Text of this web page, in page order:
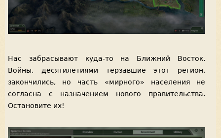
Нас забрасывают куда-то на Ближний Восток.
Войны, десятилетиями терзавшие этот регион,
закончились, но часть «мирного» населения не
согласна с назначением нового правительства.
Остановите их!